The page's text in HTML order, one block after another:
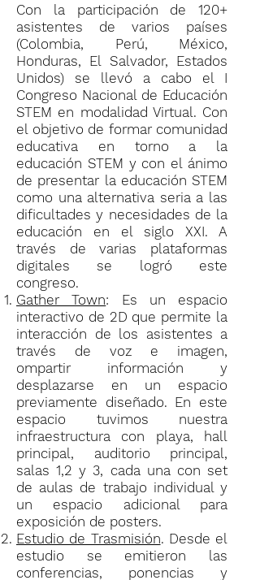
Con la participación de 120+
asistentes de varios países
(Colombia, Perú, México,
Honduras, El Salvador, Estados
Unidos) se llevó a cabo el I
Congreso Nacional de Educación
STEM en modalidad Virtual. Con
el objetivo de formar comunidad
educativa en torno a la
educación STEM y con el ánimo
de presentar la educación STEM
como una alternativa seria a las
dificultades y necesidades de la
educación en el siglo XXI. A
través de varias plataformas
digitales se logró este
congreso.
Gather Town: Es un espacio
interactivo de 2D que permite la
interacción de los asistentes a
través de voz e imagen,
ompartir información y
desplazarse en un espacio
previamente diseñado. En este
espacio tuvimos nuestra
infraestructura con playa, hall
principal, auditorio principal,
salas 1,2 y 3, cada una con set
de aulas de trabajo individual y
un espacio adicional para
exposición de posters.
Estudio de Trasmisión. Desde el
estudio se emitieron las
conferencias, ponencias y